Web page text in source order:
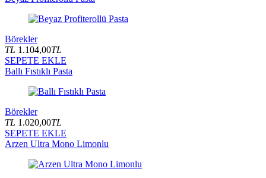
Börekler
TL 1.104,00TL
SEPETE EKLE
Ballı Fıstıklı Pasta
Börekler
TL 1.020,00TL
SEPETE EKLE
Arzen Ultra Mono Limonlu